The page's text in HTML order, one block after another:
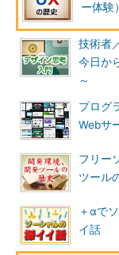
ー体験
技術者
今日か
～
プログ
Webサ
フリー
ツール
＋αで
イ話